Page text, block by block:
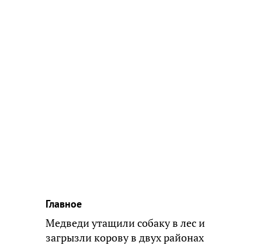
Главное
Медведи утащили собаку в лес и
загрызли корову в двух районах